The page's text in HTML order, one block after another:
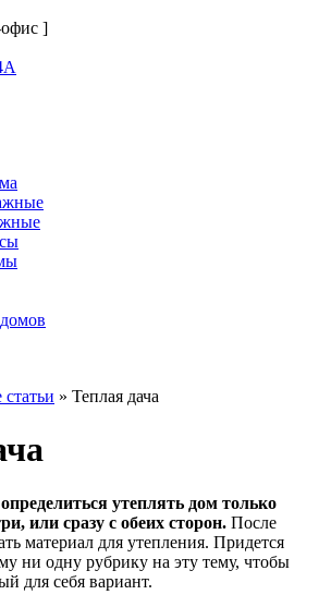
]
» Теплая дача
утеплять дом только
или сразу с обеих сторон. После
материал для утепления. Придется
ни одну рубрику на эту тему, чтобы
для себя вариант.